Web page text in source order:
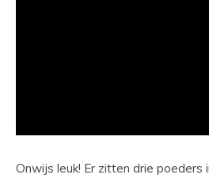
Onwijs leuk! Er zitten drie poeders